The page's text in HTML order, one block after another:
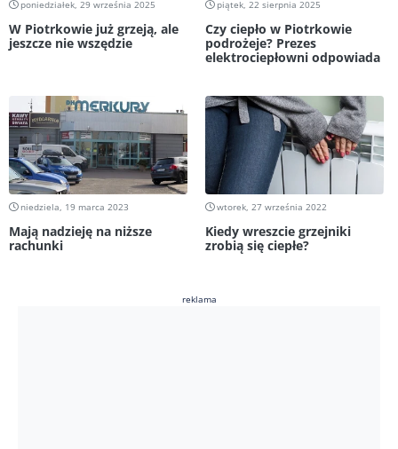
poniedziałek, 29 września 2025
W Piotrkowie już grzeją, ale
jeszcze nie wszędzie
piątek, 22 sierpnia 2025
Czy ciepło w Piotrkowie
podrożeje? Prezes
elektrociepłowni odpowiada
niedziela, 19 marca 2023
Mają nadzieję na niższe
rachunki
wtorek, 27 września 2022
Kiedy wreszcie grzejniki
zrobią się ciepłe?
reklama